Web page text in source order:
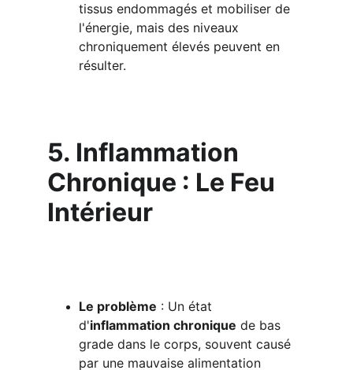
tissus endommagés et mobiliser de
l'énergie, mais des niveaux
chroniquement élevés peuvent en
résulter.
5. Inflammation
Chronique : Le Feu
Intérieur
Le problème : Un état
d'inflammation chronique de bas
grade dans le corps, souvent causé
par une mauvaise alimentation